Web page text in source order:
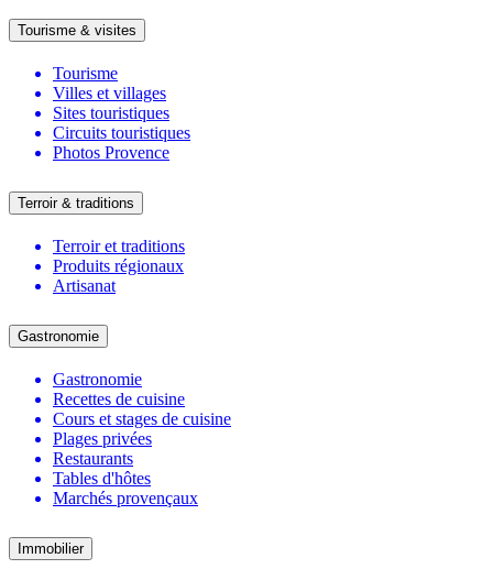
Tourisme & visites
Tourisme
Villes et villages
Sites touristiques
Circuits touristiques
Photos Provence
Terroir & traditions
Terroir et traditions
Produits régionaux
Artisanat
Gastronomie
Gastronomie
Recettes de cuisine
Cours et stages de cuisine
Plages privées
Restaurants
Tables d'hôtes
Marchés provençaux
Immobilier